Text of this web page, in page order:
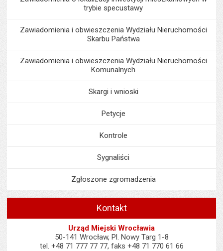
trybie specustawy
Zawiadomienia i obwieszczenia Wydziału Nieruchomości
Skarbu Państwa
Zawiadomienia i obwieszczenia Wydziału Nieruchomości
Komunalnych
Skargi i wnioski
Petycje
Kontrole
Sygnaliści
Zgłoszone zgromadzenia
Kontakt
Urząd Miejski Wrocławia
50-141 Wrocław, Pl. Nowy Targ 1-8
tel. +48 71 777 77 77, faks +48 71 770 61 66